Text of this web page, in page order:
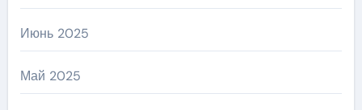
Июнь 2025
Май 2025